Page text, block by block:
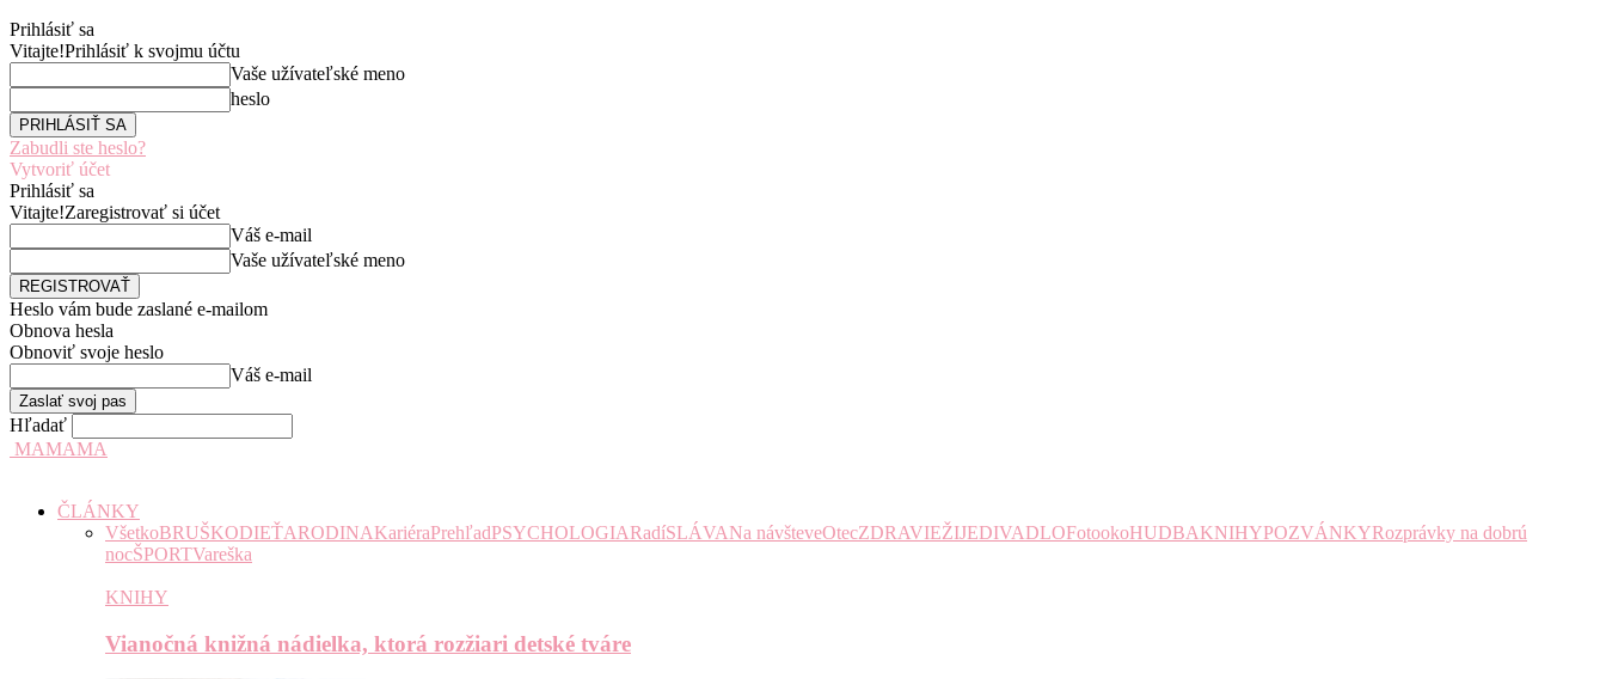
Prihlásiť sa
Vitajte!Prihlásiť k svojmu účtu
Vaše užívateľské meno
heslo
Zabudli ste heslo?
Vytvoriť účet
Prihlásiť sa
Vitajte!Zaregistrovať si účet
Váš e-mail
Vaše užívateľské meno
Heslo vám bude zaslané e-mailom
Obnova hesla
Obnoviť svoje heslo
Váš e-mail
Hľadať
MAMAMA
ČLÁNKY
VšetkoBRUŠKODIEŤARODINAKariéraPrehľadPSYCHOLOGIARadíSLÁVANa návšteveOtecZDRAVIEŽIJEDIVADLOFotookoHUDBAKNIHYPOZVÁNKYRozprávky na dobrú
nocŠPORTVareška
KNIHY
Vianočná knižná nádielka, ktorá rozžiari detské tváre